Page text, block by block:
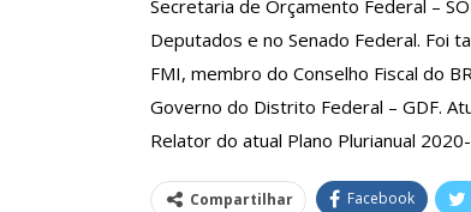
Secretaria de Orçamento Federal –
Deputados e no Senado Federal. Foi
FMI, membro do Conselho Fiscal do
Governo do Distrito Federal – GDF.
Relator do atual Plano Plurianual
Compartilhar Facebook